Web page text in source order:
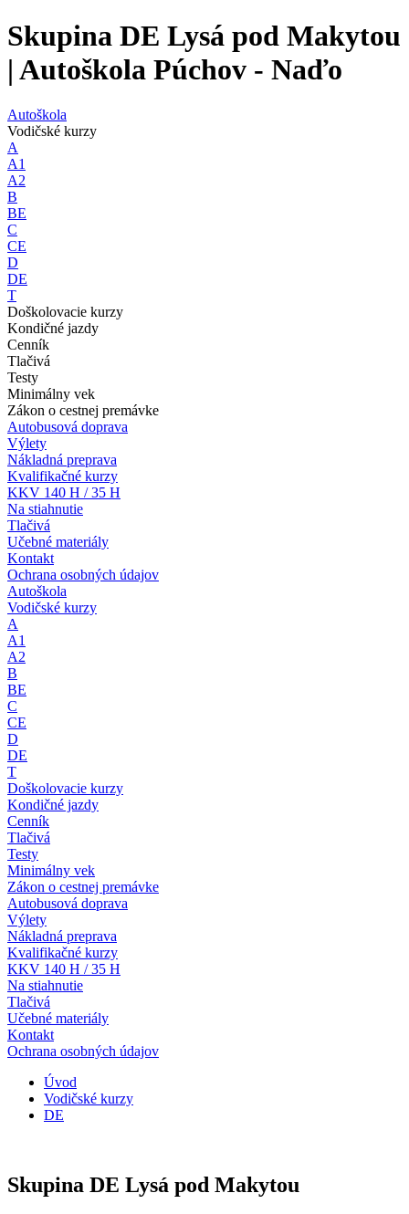
Skupina DE Lysá pod Makytou
| Autoškola Púchov - Naďo
Autoškola
Vodičské kurzy
A
A1
A2
B
BE
C
CE
D
DE
T
Doškolovacie kurzy
Kondičné jazdy
Cenník
Tlačivá
Testy
Minimálny vek
Zákon o cestnej premávke
Autobusová doprava
Výlety
Nákladná preprava
Kvalifikačné kurzy
KKV 140 H / 35 H
Na stiahnutie
Tlačivá
Učebné materiály
Kontakt
Ochrana osobných údajov
Autoškola
Vodičské kurzy
A
A1
A2
B
BE
C
CE
D
DE
T
Doškolovacie kurzy
Kondičné jazdy
Cenník
Tlačivá
Testy
Minimálny vek
Zákon o cestnej premávke
Autobusová doprava
Výlety
Nákladná preprava
Kvalifikačné kurzy
KKV 140 H / 35 H
Na stiahnutie
Tlačivá
Učebné materiály
Kontakt
Ochrana osobných údajov
Úvod
Vodičské kurzy
DE
Skupina DE Lysá pod Makytou